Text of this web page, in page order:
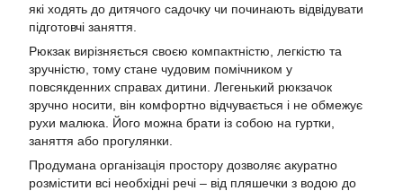
які ходять до дитячого садочку чи починають відвідувати
підготовчі заняття.
Рюкзак вирізняється своєю компактністю, легкістю та
зручністю, тому стане чудовим помічником у
повсякденних справах дитини. Легенький рюкзачок
зручно носити, він комфортно відчувається і не обмежує
рухи малюка. Його можна брати із собою на гуртки,
заняття або прогулянки.
Продумана організація простору дозволяє акуратно
розмістити всі необхідні речі – від пляшечки з водою до